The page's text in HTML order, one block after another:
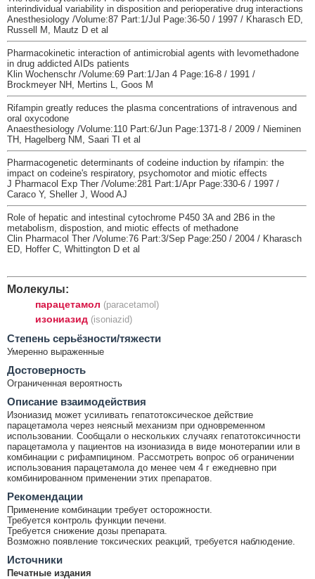
interindividual variability in disposition and perioperative drug interactions
Anesthesiology /Volume:87 Part:1/Jul Page:36-50 / 1997 / Kharasch ED,
Russell M, Mautz D et al
Pharmacokinetic interaction of antimicrobial agents with levomethadone
in drug addicted AIDs patients
Klin Wochenschr /Volume:69 Part:1/Jan 4 Page:16-8 / 1991 /
Brockmeyer NH, Mertins L, Goos M
Rifampin greatly reduces the plasma concentrations of intravenous and
oral oxycodone
Anaesthesiology /Volume:110 Part:6/Jun Page:1371-8 / 2009 / Nieminen
TH, Hagelberg NM, Saari TI et al
Pharmacogenetic determinants of codeine induction by rifampin: the
impact on codeine's respiratory, psychomotor and miotic effects
J Pharmacol Exp Ther /Volume:281 Part:1/Apr Page:330-6 / 1997 /
Caraco Y, Sheller J, Wood AJ
Role of hepatic and intestinal cytochrome P450 3A and 2B6 in the
metabolism, dispostion, and miotic effects of methadone
Clin Pharmacol Ther /Volume:76 Part:3/Sep Page:250 / 2004 / Kharasch
ED, Hoffer C, Whittington D et al
Молекулы:
парацетамол (paracetamol)
изониазид (isoniazid)
Cтепень серьёзности/тяжести
Умеренно выраженные
Достоверность
Ограниченная вероятность
Описание взаимодействия
Изониазид может усиливать гепатотоксическое действие
парацетамола через неясный механизм при одновременном
использовании. Сообщали о нескольких случаях гепатотоксичности
парацетамола у пациентов на изониазида в виде монотерапии или в
комбинации с рифампицином. Рассмотреть вопрос об ограничении
использования парацетамола до менее чем 4 г ежедневно при
комбинированном применении этих препаратов.
Рекомендации
Применение комбинации требует осторожности.
Требуется контроль функции печени.
Требуется снижение дозы препарата.
Возможно появление токсических реакций, требуется наблюдение.
Источники
Печатные издания